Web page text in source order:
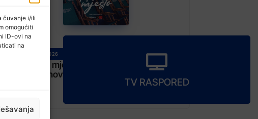
čuvanje i/ili
omogućiti
ID-ovi na
na
18 Maja, 2026
Određena mjera pritvora za Igora Hirkića
(37) iz Banovića
TV RASPORED